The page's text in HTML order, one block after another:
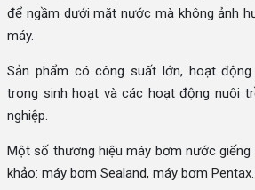
để ngầm dưới mặt nước mà không ảnh
máy.
Sản phẩm có công suất lớn, hoạt
trong sinh hoạt và các hoạt động nuôi
nghiệp.
Một số thương hiệu máy bơm nước
khảo: máy bơm Sealand, máy bơm Pentax.